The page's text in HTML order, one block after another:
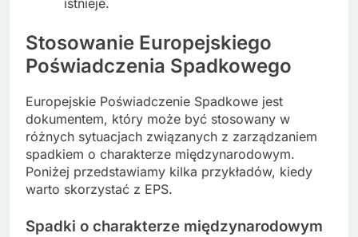
Stosowanie Europejskiego
Poświadczenia Spadkowego
Europejskie Poświadczenie Spadkowe jest
dokumentem, który może być stosowany w
różnych sytuacjach związanych z zarządzaniem
spadkiem o charakterze międzynarodowym.
Poniżej przedstawiamy kilka przykładów, kiedy
warto skorzystać z EPS.
Spadki o charakterze międzynarodowym